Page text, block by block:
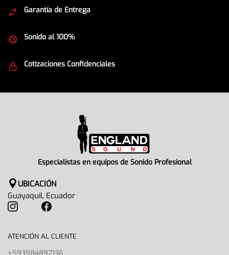
Garantía de Entrega
Sonido al 100%
Cotizaciones Confidenciales
Especialistas en equipos de Sonido Profesional
UBICACIÓN
Guayaquil, Ecuador
ATENCIÓN AL CLIENTE